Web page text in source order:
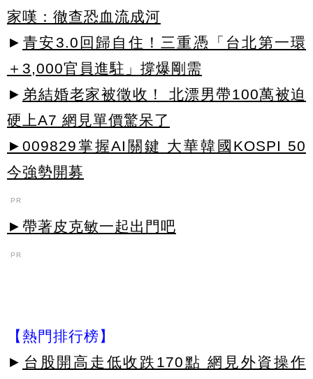
家嘆：徹查恐血流成河
► 青安3.0回歸自住！三重憑「台北第一環
＋3,000官員進駐」撐爆剛需
► 弟結婚老家被徵收！ 北漂男帶100萬被迫
硬上A7 網見單價驚呆了
►009829掌握AI關鍵 大華韓國KOSPI 50
今強勢開募
PR
►帶著皮克敏一起出門吧
PR
【熱門排行榜】
► 台股開高走低收跌170點 網見外資操作